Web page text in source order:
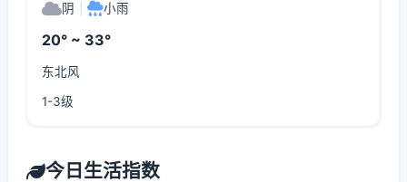
阴 小雨
20° ~ 33°
东北风
1-3级
今日生活指数